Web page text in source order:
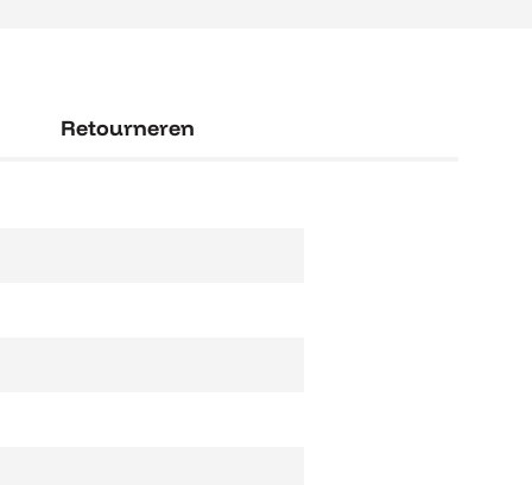
Retourneren